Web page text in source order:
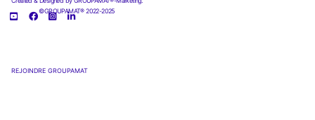
©GROUPAMAT® 2022-2025
REJOINDRE GROUPAMAT